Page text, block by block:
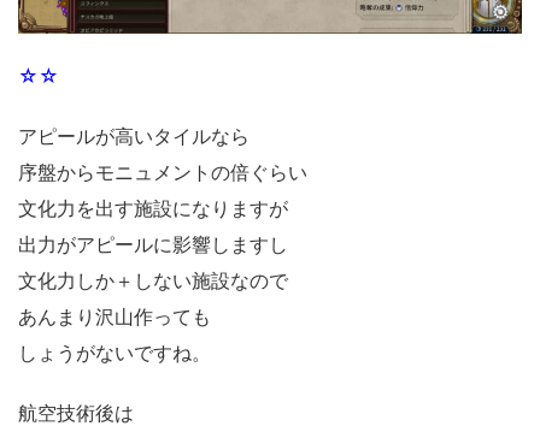
☆☆
アピールが高いタイルなら
序盤からモニュメントの倍ぐらい
文化力を出す施設になりますが
出力がアピールに影響しますし
文化力しか＋しない施設なので
あんまり沢山作っても
しょうがないですね。
航空技術後は